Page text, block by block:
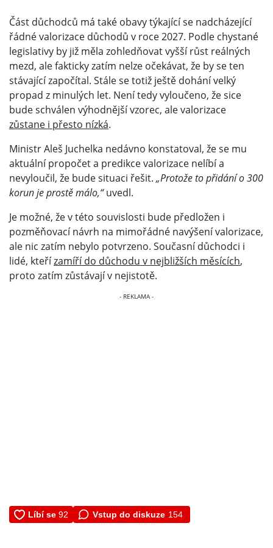
Část důchodců má také obavy týkající se nadcházející
řádné valorizace důchodů v roce 2027. Podle chystané
legislativy by již měla zohledňovat vyšší růst reálných
mezd, ale fakticky zatím nelze očekávat, že by se ten
stávající započítal. Stále se totiž ještě dohání velký
propad z minulých let. Není tedy vyloučeno, že sice
bude schválen výhodnější vzorec, ale valorizace
zůstane i přesto nízká.
Ministr Aleš Juchelka nedávno konstatoval, že se mu
aktuální propočet a predikce valorizace nelíbí a
nevyloučil, že bude situaci řešit. „Protože to přidání o 300
korun je prostě málo,“uvedl.
Je možné, že v této souvislosti bude předložen i
pozměňovací návrh na mimořádné navýšení valorizace,
ale nic zatím nebylo potvrzeno. Současní důchodci i
lidé, kteřízamíří do důchodu v nejbližších měsících,
proto zatím zůstávají v nejistotě.
Vstup do diskuze 154